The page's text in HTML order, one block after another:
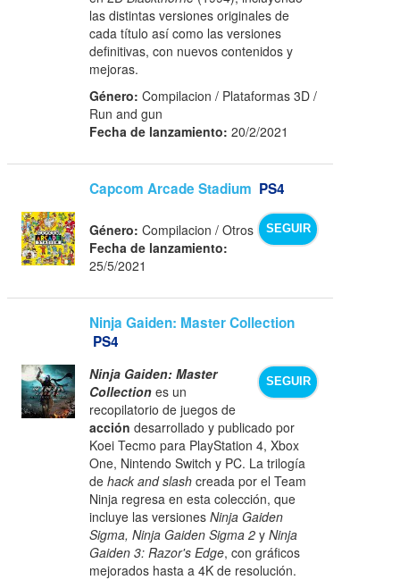
las distintas versiones originales de
cada título así como las versiones
definitivas, con nuevos contenidos y
mejoras.
Género: Compilacion / Plataformas 3D /
Run and gun
Fecha de lanzamiento: 20/2/2021
Capcom Arcade Stadium PS4
SEGUIR
Género: Compilacion / Otros
Fecha de lanzamiento:
25/5/2021
Ninja Gaiden: Master Collection
PS4
SEGUIR
Ninja Gaiden: Master
Collection es un
recopilatorio de juegos de
acción desarrollado y publicado por
Koei Tecmo para PlayStation 4, Xbox
One, Nintendo Switch y PC. La trilogía
dehack and slash creada por el Team
Ninja regresa en esta colección, que
incluye las versionesNinja Gaiden
Sigma, Ninja Gaiden Sigma 2 yNinja
Gaiden 3: Razor's Edge, con gráficos
mejorados hasta a 4K de resolución.